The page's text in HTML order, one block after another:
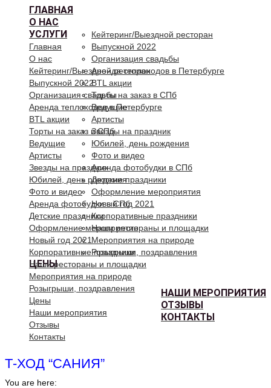
ГЛАВНАЯ
О НАС
УСЛУГИ
Кейтеринг/Выездной ресторан
Выпускной 2022
Организация свадьбы
Аренда теплоходов в Петербурге
BTL акции
Торты на заказ в СПб
Ведущие
Артисты
Звезды на праздник
Юбилей, день рождения
Фото и видео
Аренда фотобудки в СПб
Детские праздники
Оформление мероприятия
Новый год 2021
Корпоративные праздники
Наши рестораны и площадки
Мероприятия на природе
Розыгрыши, поздравления
ЦЕНЫ
НАШИ МЕРОПРИЯТИЯ
ОТЗЫВЫ
КОНТАКТЫ
Главная
О нас
Кейтеринг/Выездной ресторан
Выпускной 2022
Организация свадьбы
Аренда теплоходов в Петербурге
BTL акции
Торты на заказ в СПб
Ведущие
Артисты
Звезды на праздник
Юбилей, день рождения
Фото и видео
Аренда фотобудки в СПб
Детские праздники
Оформление мероприятия
Новый год 2021
Корпоративные праздники
Наши рестораны и площадки
Мероприятия на природе
Розыгрыши, поздравления
Цены
Наши мероприятия
Отзывы
Контакты
Т-ХОД “САНИЯ”
You are here: